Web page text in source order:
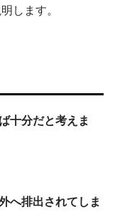
します。
十分だと考えま
へ排出されてしま